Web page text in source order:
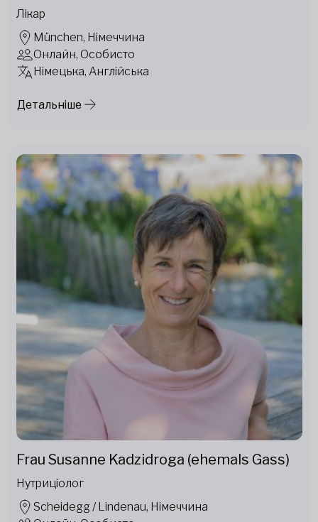
Лікар
München, Німеччина
Онлайн, Особисто
Німецька, Англійська
Детальніше
Frau Susanne Kadzidroga (ehemals Gass)
Нутриціолог
Scheidegg / Lindenau, Німеччина